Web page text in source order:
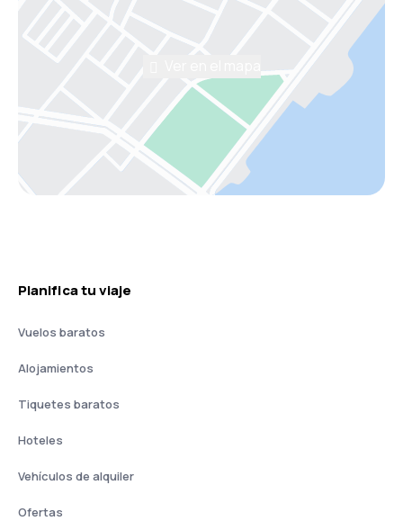
Planifica tu viaje
Vuelos baratos
Alojamientos
Tiquetes baratos
Hoteles
Vehículos de alquiler
Ofertas